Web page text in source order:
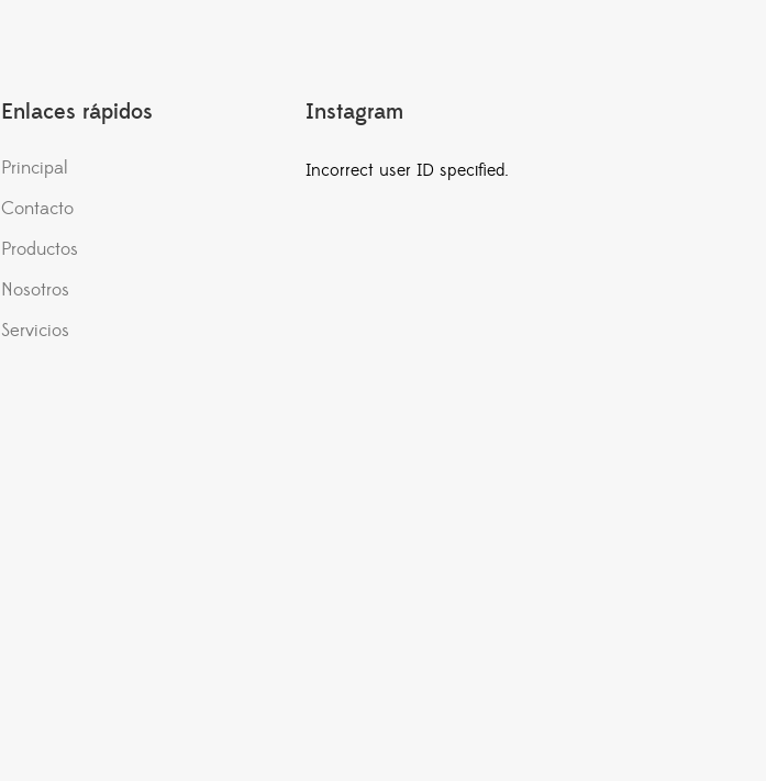
Enlaces rápidos
Principal
Contacto
Productos
Nosotros
Servicios
Instagram
Incorrect user ID specified.